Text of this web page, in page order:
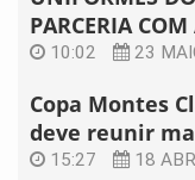
PARCERIA
10:02 23
Copa Montes
deve reunir
15:27 18